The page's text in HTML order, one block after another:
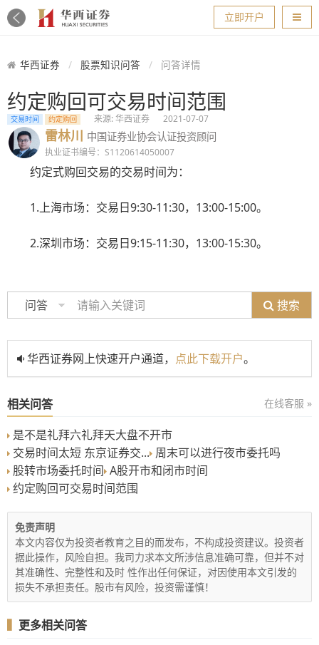
导航
立即开户
华西证券 股票知识问答 问答详情
约定购回可交易时间范围
交易时间 约定购回 来源: 华西证券 2021-07-07
雷林川 中国证券业协会认证投资顾问
执业证书编号：S1120614050007
约定式购回交易的交易时间为：
1.上海市场：交易日9:30-11:30，13:00-15:00。
2.深圳市场：交易日9:15-11:30，13:00-15:30。
问答 搜索
华西证券网上快速开户通道， 点此下载开户。
相关问答 在线客服 »
是不是礼拜六礼拜天大盘不开市
交易时间太短 东京证券交... 周末可以进行夜市委托吗
股转市场委托时间 A股开市和闭市时间
约定购回可交易时间范围
免责声明
本文内容仅为投资者教育之目的而发布，不构成投资建议。投资者
据此操作，风险自担。我司力求本文所涉信息准确可靠，但并不对
其准确性、完整性和及时 性作出任何保证，对因使用本文引发的
损失不承担责任。股市有风险，投资需谨慎！
▍ 更多相关问答